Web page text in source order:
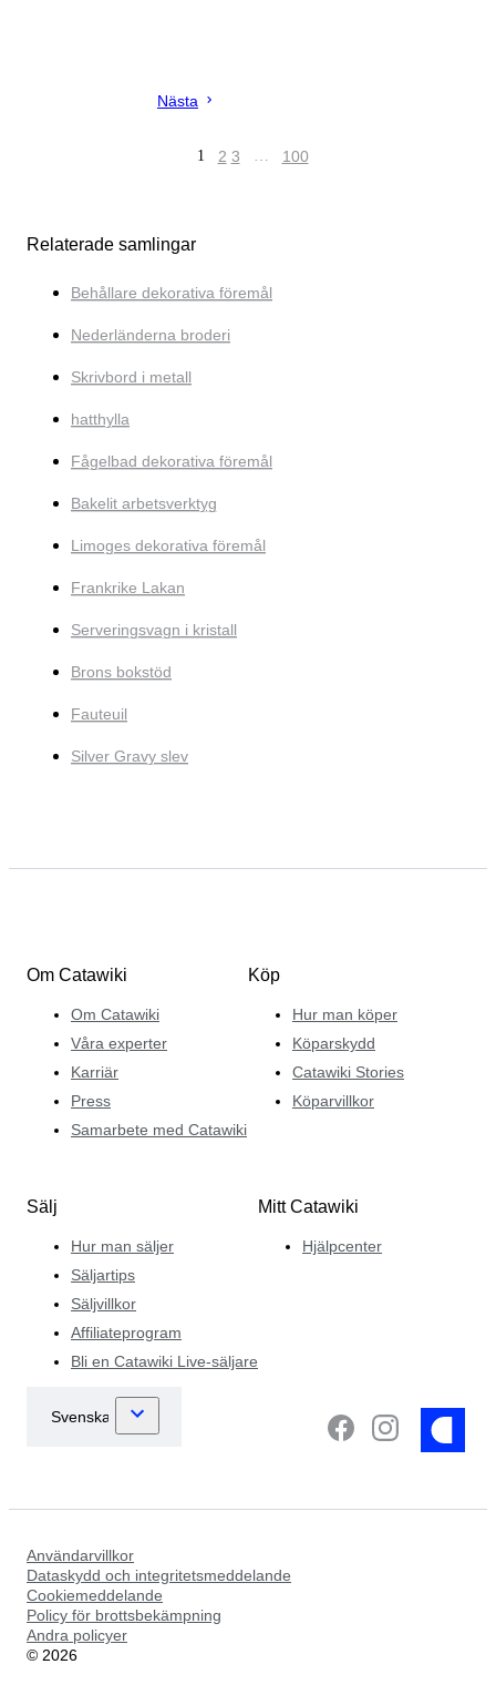
Nästa
1 2 3 … 100
Relaterade samlingar
Behållare dekorativa föremål
Nederländerna broderi
Skrivbord i metall
hatthylla
Fågelbad dekorativa föremål
Bakelit arbetsverktyg
Limoges dekorativa föremål
Frankrike Lakan
Serveringsvagn i kristall
Brons bokstöd
Fauteuil
Silver Gravy slev
Om Catawiki
Om Catawiki
Våra experter
Karriär
Press
Samarbete med Catawiki
Köp
Hur man köper
Köparskydd
Catawiki Stories
Köparvillkor
Sälj
Hur man säljer
Säljartips
Säljvillkor
Affiliateprogram
Bli en Catawiki Live-säljare
Mitt Catawiki
Hjälpcenter
Användarvillkor
Dataskydd och integritetsmeddelande
Cookiemeddelande
Policy för brottsbekämpning
Andra policyer
© 2026